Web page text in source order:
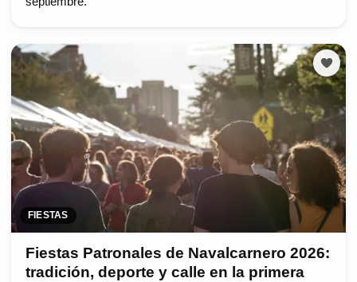
FIESTAS
Fiestas Patronales de Navalcarnero 2026:
tradición, deporte y calle en la primera